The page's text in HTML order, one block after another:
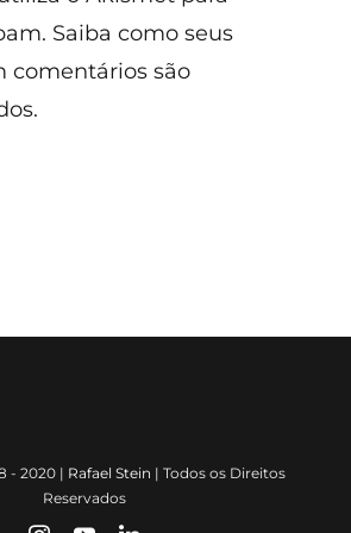
Saiba como seus
comentários são
.
- 2020 | Rafael Stein | Todos os Direitos
Reservados